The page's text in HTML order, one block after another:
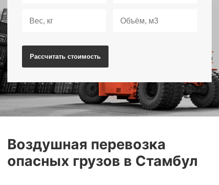
Рассчитать стоимость
Воздушная перевозка
опасных грузов в Стамбул